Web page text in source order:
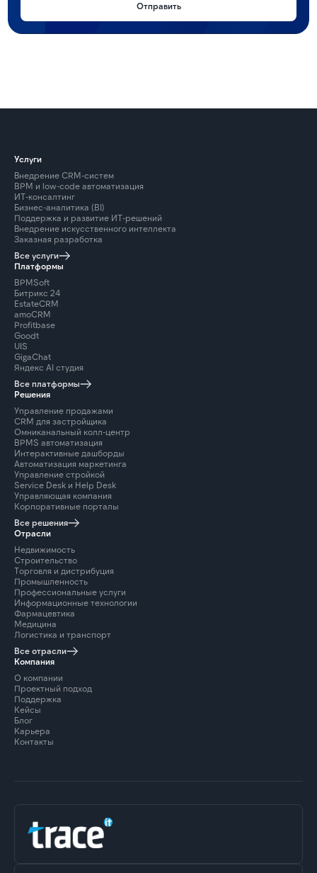
Отправить
Услуги
Внедрение CRM-систем
BPM и low-code автоматизация
ИТ-консалтинг
Бизнес-аналитика (BI)
Поддержка и развитие ИТ-решений
Внедрение искусственного интеллекта
Заказная разработка
Все услуги
Платформы
BPMSoft
Битрикс 24
EstateCRM
amoCRM
Profitbase
Goodt
UIS
GigaChat
Яндекс AI студия
Все платформы
Решения
Управление продажами
CRM для застройщика
Омниканальный колл-центр
BPMS автоматизация
Интерактивные дашборды
Автоматизация маркетинга
Управление стройкой
Service Desk и Help Desk
Управляющая компания
Корпоративные порталы
Все решения
Отрасли
Недвижимость
Строительство
Торговля и дистрибуция
Промышленность
Профессиональные услуги
Информационные технологии
Фармацевтика
Медицина
Логистика и транспорт
Все отрасли
Компания
О компании
Проектный подход
Поддержка
Кейсы
Блог
Карьера
Контакты